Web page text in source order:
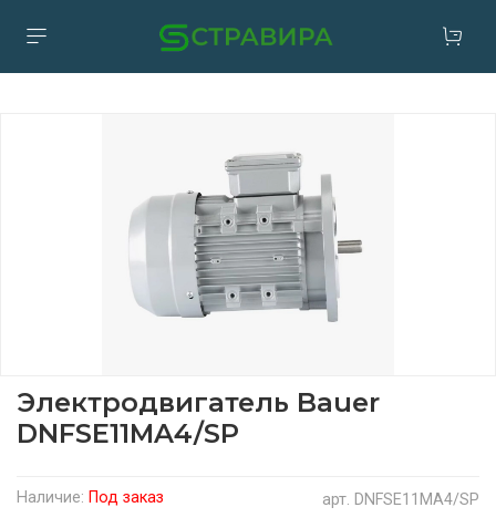
арт. DNFSE11MA4/SP
Наличие: Под заказ
Электродвигатель Bauer
DNFSE11MA4/SP